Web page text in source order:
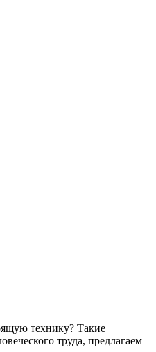
технику? Такие
труда, предлагаем